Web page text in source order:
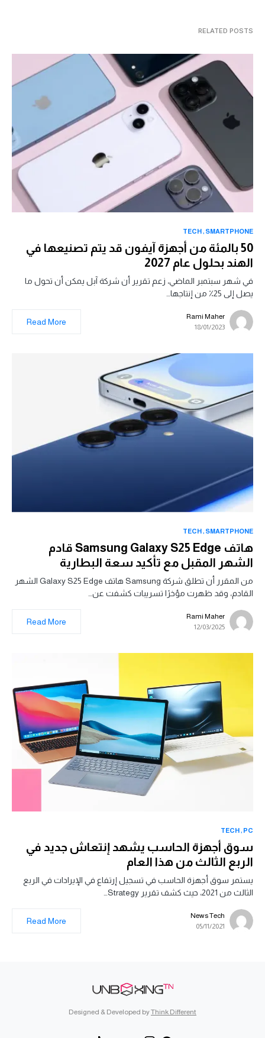
RELATED POSTS
SMARTPHONE
TECH
50 بالمئة من أجهزة آيفون قد يتم تصنيعها في
الهند بحلول عام 2027
في شهر سبتمبر الماضي، زعم تقرير أن شركة آبل يمكن أن تحول ما
يصل إلى 25٪ من إنتاجها…
Rami Maher
18/01/2023
Read More
SMARTPHONE
TECH
هاتف Samsung Galaxy S25 Edge قادم
الشهر المقبل مع تأكيد سعة البطارية
من المقرر أن تطلق شركة Samsung هاتف Galaxy S25 Edge الشهر
القادم، وقد ظهرت مؤخرًا تسريبات كشفت عن…
Rami Maher
12/03/2025
Read More
PC
TECH
سوق أجهزة الحاسب يشهد إنتعاش جديد في
الربع الثالث من هذا العام
يستمر سوق أجهزة الحاسب في تسجيل إرتفاع في الإيرادات في الربع
الثالث من 2021، حيث كشف تقرير Strategy…
News Tech
05/11/2021
Read More
Designed & Developed byThink Different